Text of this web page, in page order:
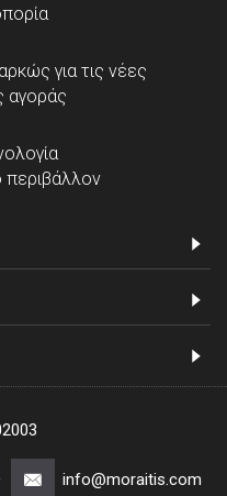
για τις νέες
αγοράς
περιβάλλον
info@moraitis.com